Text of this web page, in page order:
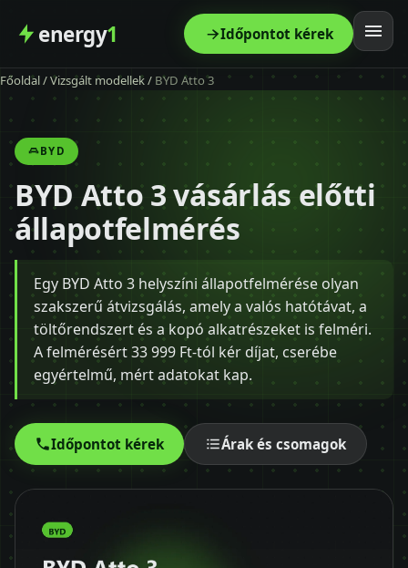
energy1 Időpontot kérek
Főoldal
Szolgáltatás
Árak
Modellek
Kapcsolat
Blog
+36 30 680 7511
Főoldal/Vizsgált modellek/ BYD Atto 3
BYD
BYD Atto 3 vásárlás előtti
állapotfelmérés
Egy BYD Atto 3 helyszíni állapotfelmérése olyan
szakszerű átvizsgálás, amely a valós hatótávat, a
töltőrendszert és a kopó alkatrészeket is felméri.
A felmérésért 33 999 Ft-tól kér díjat, cserébe
egyértelmű, mért adatokat kap.
Időpontot kérek Árak és csomagok